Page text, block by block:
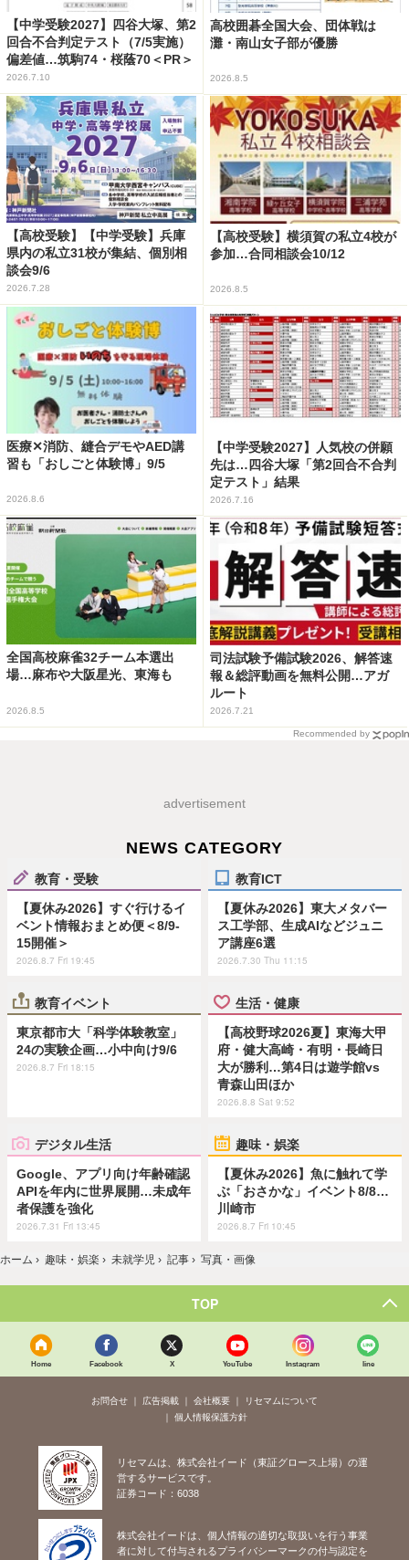
【中学受験2027】四谷大塚、第2
回合不合判定テスト（7/5実施）
偏差値…筑駒74・桜蔭70＜PR＞
2026.7.10
高校囲碁全国大会、団体戦は
灘・南山女子部が優勝
2026.8.5
【高校受験】【中学受験】兵庫
県内の私立31校が集結、個別相
談会9/6
2026.7.28
【高校受験】横須賀の私立4校が
参加…合同相談会10/12
2026.8.5
医療✕消防、縫合デモやAED講
習も「おしごと体験博」9/5
2026.8.6
【中学受験2027】人気校の併願
先は…四谷大塚「第2回合不合判
定テスト」結果
2026.7.16
全国高校麻雀32チーム本選出
場…麻布や大阪星光、東海も
2026.8.5
司法試験予備試験2026、解答速
報＆総評動画を無料公開…アガ
ルート
2026.7.21
Recommended by
advertisement
NEWS CATEGORY
教育・受験
【夏休み2026】すぐ行けるイ
ベント情報おまとめ便＜8/9-
15開催＞
2026.8.7 Fri 19:45
教育ICT
【夏休み2026】東大メタバー
ス工学部、生成AIなどジュニ
ア講座6選
2026.7.30 Thu 11:15
教育イベント
東京都市大「科学体験教室」
24の実験企画…小中向け9/6
2026.8.7 Fri 18:15
生活・健康
【高校野球2026夏】東海大甲
府・健大高崎・有明・長崎日
大が勝利…第4日は遊学館vs
青森山田ほか
2026.8.8 Sat 9:52
デジタル生活
Google、アプリ向け年齢確認
APIを年内に世界展開…未成年
者保護を強化
2026.7.31 Fri 13:45
趣味・娯楽
【夏休み2026】魚に触れて学
ぶ「おさかな」イベント8/8…
川崎市
2026.8.7 Fri 10:45
ホーム › 趣味・娯楽 › 未就学児 › 記事 › 写真・画像
TOP
Home Facebook X YouTube Instagram line
お問合せ 広告掲載 会社概要
リセマムについて
個人情報保護方針
リセマムは、株式会社イード（東証グロース上場）の運
営するサービスです。
証券コード：6038
株式会社イードは、個人情報の適切な取扱いを行う事業
者に対して付与されるプライバシーマークの付与認定を